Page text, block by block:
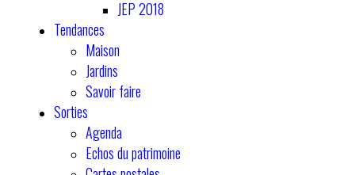
JEP 2018
Tendances
Maison
Jardins
Savoir faire
Sorties
Agenda
Echos du patrimoine